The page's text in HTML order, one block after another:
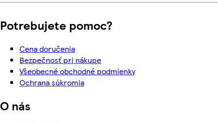
Potrebujete pomoc?
Cena doručenia
Bezpečnosť pri nákupe
Všeobecné obchodné podmienky
Ochrana súkromia
O nás